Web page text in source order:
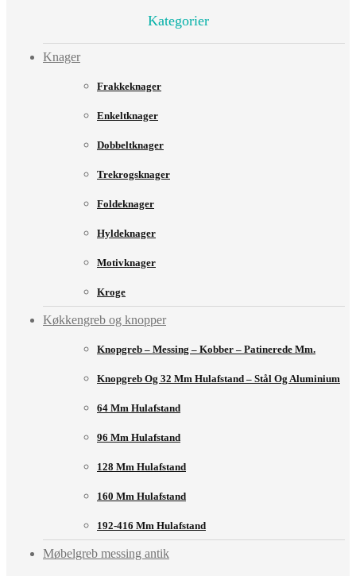
Kategorier
Knager
Frakkeknager
Enkeltknager
Dobbeltknager
Trekrogsknager
Foldeknager
Hyldeknager
Motivknager
Kroge
Køkkengreb og knopper
Knopgreb – Messing – Kobber – Patinerede Mm.
Knopgreb Og 32 Mm Hulafstand – Stål Og Aluminium
64 Mm Hulafstand
96 Mm Hulafstand
128 Mm Hulafstand
160 Mm Hulafstand
192-416 Mm Hulafstand
Møbelgreb messing antik